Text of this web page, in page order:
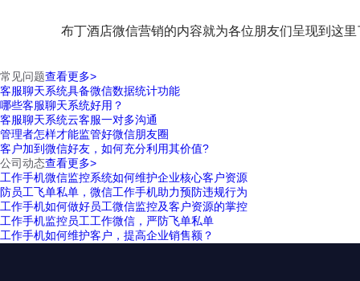
布丁酒店微信营销的内容就为各位朋友们呈现到这里
常见问题查看更多>
客服聊天系统具备微信数据统计功能
哪些客服聊天系统好用？
客服聊天系统云客服一对多沟通
管理者怎样才能监管好微信朋友圈
客户加到微信好友，如何充分利用其价值?
公司动态查看更多>
工作手机微信监控系统如何维护企业核心客户资源
防员工飞单私单，微信工作手机助力预防违规行为
工作手机如何做好员工微信监控及客户资源的掌控
工作手机监控员工工作微信，严防飞单私单
工作手机如何维护客户，提高企业销售额？